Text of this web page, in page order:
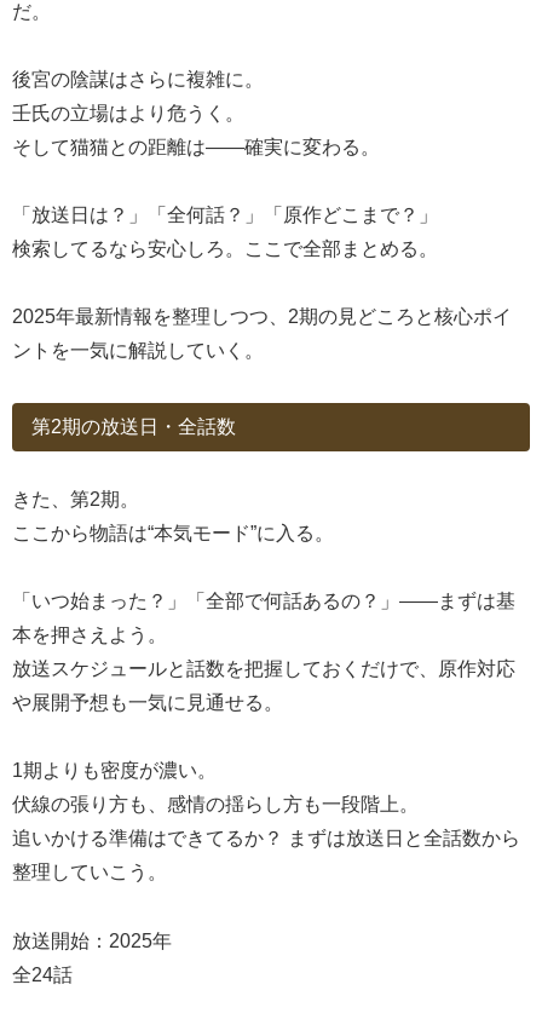
だ。
後宮の陰謀はさらに複雑に。
壬氏の立場はより危うく。
そして猫猫との距離は――確実に変わる。
「放送日は？」「全何話？」「原作どこまで？」
検索してるなら安心しろ。ここで全部まとめる。
2025年最新情報を整理しつつ、2期の見どころと核心ポイ
ントを一気に解説していく。
第2期の放送日・全話数
きた、第2期。
ここから物語は“本気モード”に入る。
「いつ始まった？」「全部で何話あるの？」――まずは基
本を押さえよう。
放送スケジュールと話数を把握しておくだけで、原作対応
や展開予想も一気に見通せる。
1期よりも密度が濃い。
伏線の張り方も、感情の揺らし方も一段階上。
追いかける準備はできてるか？ まずは放送日と全話数から
整理していこう。
放送開始：2025年
全24話